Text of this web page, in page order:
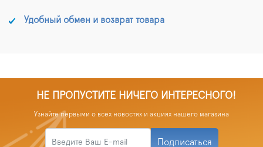
Удобный обмен и возврат товара
НЕ ПРОПУСТИТЕ НИЧЕГО ИНТЕРЕСНОГО!
Узнайте первыми о всех новостях и акциях нашего магазина
Подписаться